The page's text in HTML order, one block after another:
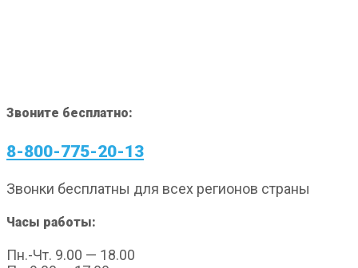
Звоните бесплатно:
8-800-775-20-13
Звонки бесплатны для всех регионов страны
Часы работы:
Пн.-Чт. 9.00 — 18.00